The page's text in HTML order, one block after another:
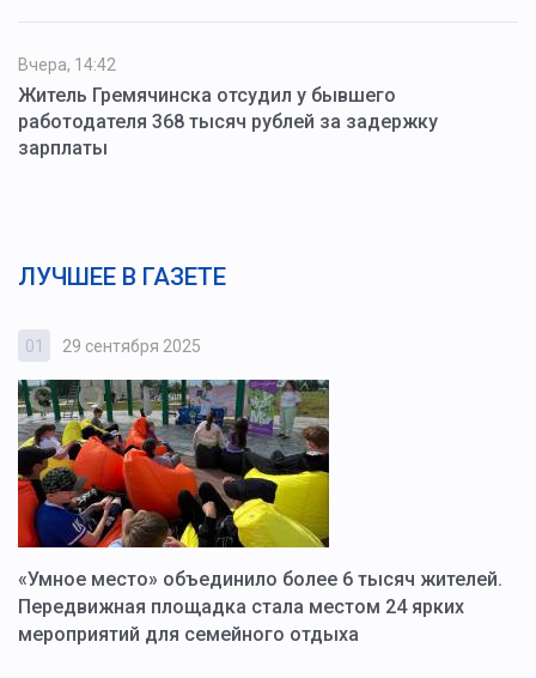
Вчера, 14:42
Житель Гремячинска отсудил у бывшего
работодателя 368 тысяч рублей за задержку
зарплаты
ЛУЧШЕЕ В ГАЗЕТЕ
01 29 сентября 2025
«Умное место» объединило более 6 тысяч жителей.
Передвижная площадка стала местом 24 ярких
мероприятий для семейного отдыха